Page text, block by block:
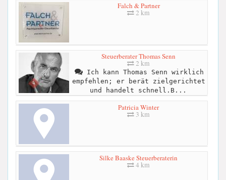
Falch & Partner
2 km
Steuerberater Thomas Senn
2 km
Ich kann Thomas Senn wirklich
empfehlen; er berät zielgerichtet
und handelt schnell.B...
Patricia Winter
3 km
Silke Baaske Steuerberaterin
4 km